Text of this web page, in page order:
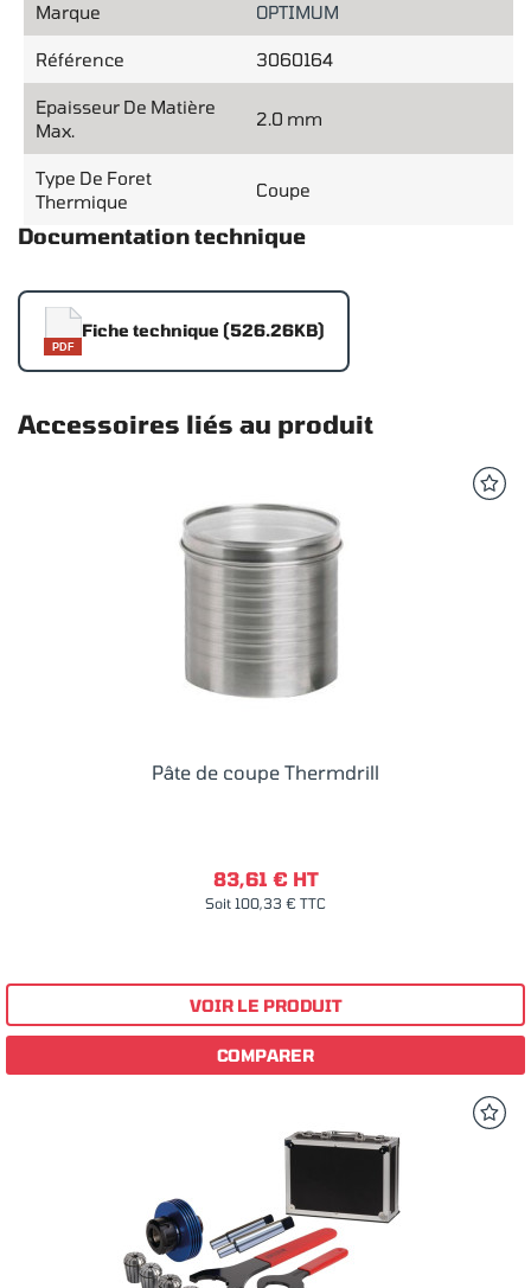
Marque OPTIMUM
Référence 3060164
Epaisseur De Matière
Max.
2.0 mm
Type De Foret
Thermique
Coupe
Documentation technique
PDF
Fiche technique (526.26KB)
Accessoires liés au produit
Pâte de coupe Thermdrill
83,61 € HT
Soit 100,33 € TTC
VOIR LE PRODUIT
COMPARER